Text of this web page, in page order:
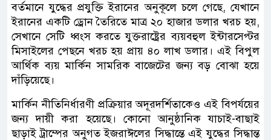
বর্তমানে যুদ্ধের প্রযুক্তি ইরানের অনুকূলে চলে গেছে, যেখানে
ইরানের একটি ড্রোন তৈরিতে মাত্র ২০ হাজার ডলার খরচ হয়,
সেখানে সেটি ধ্বংস করতে যুক্তরাষ্ট্রের ব্যয়বহুল ইন্টারসেপ্টর
মিসাইলের পেছনে খরচ হয় প্রায় ৪০ লাখ ডলার। এই বিপুল
আর্থিক ব্যয় মার্কিন সামরিক বাজেটের জন্য বড় বোঝা হয়ে
দাঁড়িয়েছে।
মার্কিন নীতিনির্ধারণী প্রক্রিয়ার অদূরদর্শিতাকেও এই বিপর্যয়ের
জন্য দায়ী করা হয়েছে। কোনো আনুষ্ঠানিক যাচাই-বাছাই
ছাড়াই ট্রাম্পের অনুগত ইজরাঈলের সিদ্ধান্তে এই যুদ্ধের সিদ্ধান্ত